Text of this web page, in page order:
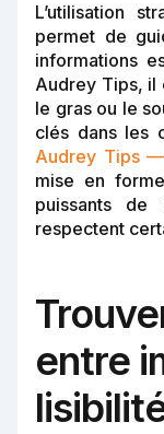
L’utilisation
permet de
informations
Audrey Tips, il
le gras ou le
clés dans les
Audrey Tips
mise en
puissants de
respectent
entre